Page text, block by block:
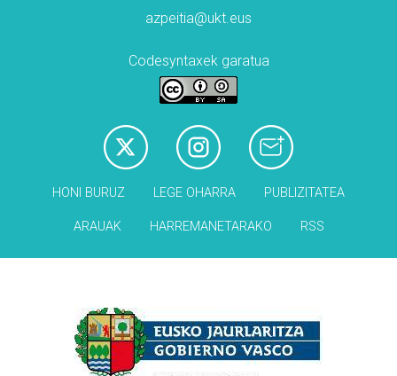
azpeitia@ukt.eus
Codesyntaxek garatua
HONI BURUZ LEGE OHARRA PUBLIZITATEA
ARAUAK HARREMANETARAKO RSS